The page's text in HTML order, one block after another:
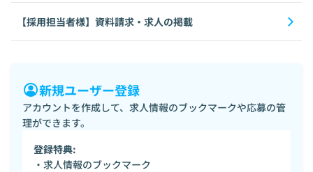
【採用担当者様】資料請求・求人の掲載
新規ユーザー登録
アカウントを作成して、求人情報のブックマークや応募の管
理ができます。
登録特典:
・求人情報のブックマーク